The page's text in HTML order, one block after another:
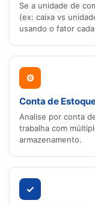
Se a unidade de
(ex: caixa vs
usando o fator
⚙
Conta de
Analise por conta
trabalha com
armazenamento.
✓